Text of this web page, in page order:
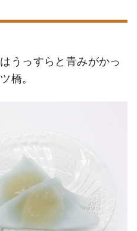
うっすらと青みがかっ
橋。